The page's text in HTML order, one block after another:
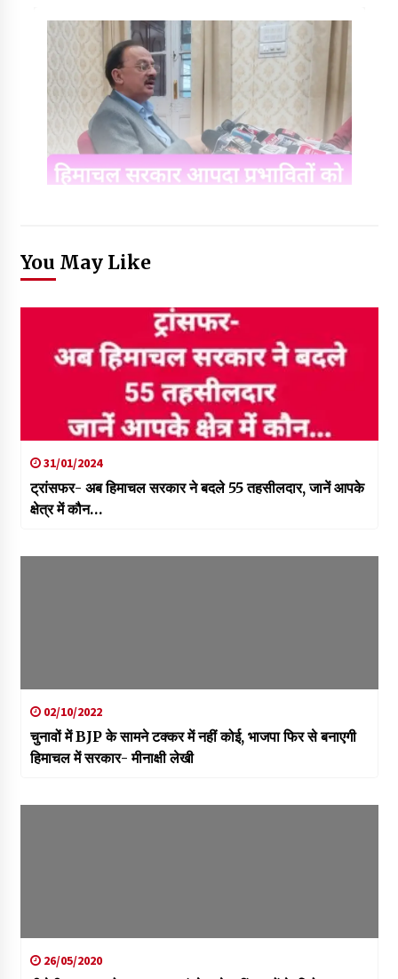
You May Like
31/01/2024
ट्रांसफर- अब हिमाचल सरकार ने बदले 55 तहसीलदार, जानें आपके
क्षेत्र में कौन…
02/10/2022
चुनावों में BJP के सामने टक्कर में नहीं कोई, भाजपा फिर से बनाएगी
हिमाचल में सरकार- मीनाक्षी लेखी
26/05/2020